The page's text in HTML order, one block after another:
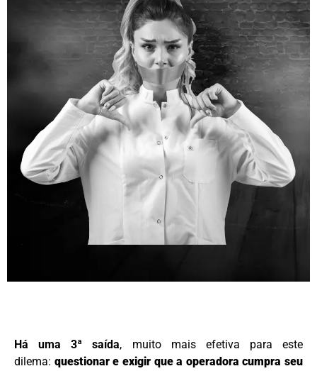
Há uma 3ª saída, muito mais efetiva para este
dilema: questionar e exigir que a operadora cumpra seu